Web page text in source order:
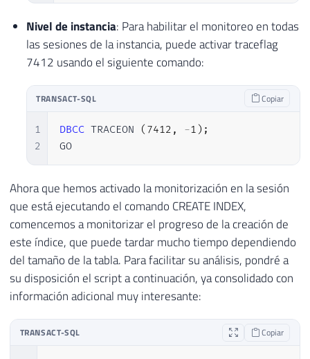
Nivel de instancia: Para habilitar el monitoreo en todas
las sesiones de la instancia, puede activar traceflag
7412 usando el siguiente comando:
TRANSACT-SQL Copiar
1
2
DBCC TRACEON ( 7412 , -1 ) ;
GO
Ahora que hemos activado la monitorización en la sesión
que está ejecutando el comando CREATE INDEX,
comencemos a monitorizar el progreso de la creación de
este índice, que puede tardar mucho tiempo dependiendo
del tamaño de la tabla. Para facilitar su análisis, pondré a
su disposición el script a continuación, ya consolidado con
información adicional muy interesante:
TRANSACT-SQL Copiar